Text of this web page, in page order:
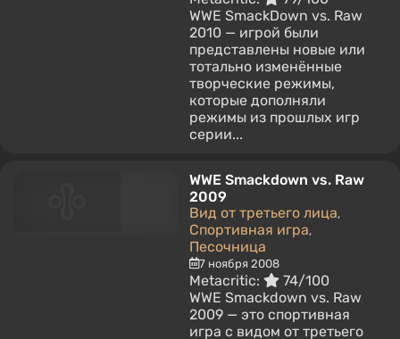
WWE SmackDown vs. Raw
2010 — игрой были
представлены новые или
тотально изменённые
творческие режимы,
которые дополняли
режимы из прошлых игр
серии...
WWE Smackdown vs. Raw
2009
Вид от третьего лица,
Спортивная игра,
Песочница
7 ноября 2008
Metacritic:
74/100
WWE Smackdown vs. Raw
2009 — это спортивная
игра с видом от третьего